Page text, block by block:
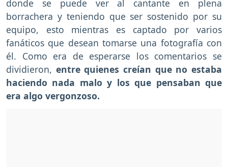
donde se puede ver al cantante en plena
borrachera y teniendo que ser sostenido por su
equipo, esto mientras es captado por varios
fanáticos que desean tomarse una fotografía con
él. Como era de esperarse los comentarios se
dividieron, entre quienes creían que no estaba
haciendo nada malo y los que pensaban que
era algo vergonzoso.